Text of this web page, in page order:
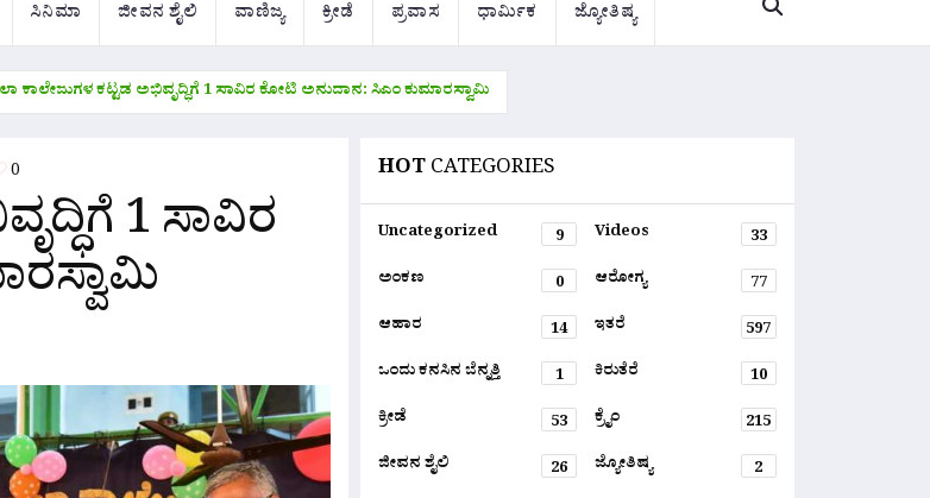
ಸಿನಿಮಾ ಜೀವನ ಶೈಲಿ ವಾಣಿಜ್ಯ ಕ್ರೀಡೆ ಪ್ರವಾಸ ಧಾರ್ಮಿಕ ಜ್ಯೋತಿಷ್ಯ
ಕಾಲೇಜುಗಳ ಕಟ್ಟಡ ಅಭಿವೃದ್ಧಿಗೆ 1 ಸಾವಿರ ಕೋಟಿ ಅನುದಾನ: ಸಿಎಂ ಕುಮಾರಸ್ವಾಮಿ
0
1 ಸಾವಿರ
HOTCATEGORIES
Uncategorized 9 Videos
33
ಅಂಕಣ
0 ಆರೋಗ್ಯ
77
ಆಹಾರ
14 ಇತರೆ
597
ಒಂದು ಕನಸಿನ ಬೆನ್ನತ್ತಿ
1 ಕಿರುತೆರೆ
10
ಕ್ರೀಡೆ
53 ಕ್ರೈಂ
215
ಜೀವನ ಶೈಲಿ
26 ಜ್ಯೋತಿಷ್ಯ
2